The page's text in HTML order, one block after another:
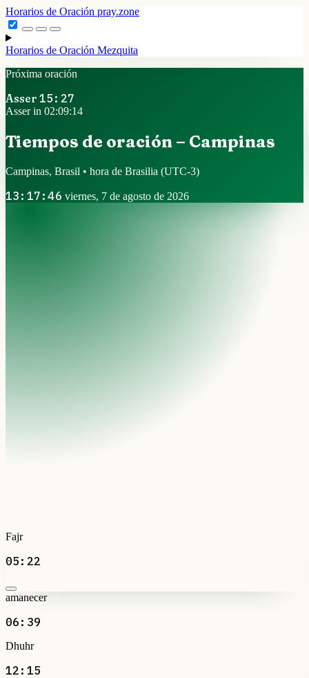
Horarios de Oración pray.zone
Horarios de Oración Mezquita
Próxima oración
Asser 15:27
Asser in 02:09:13
Tiempos de oración – Campinas
Campinas, Brasil • hora de Brasilia (UTC-3)
13:17:47 viernes, 7 de agosto de 2026
Fajr
05:22
amanecer
06:39
Dhuhr
12:15